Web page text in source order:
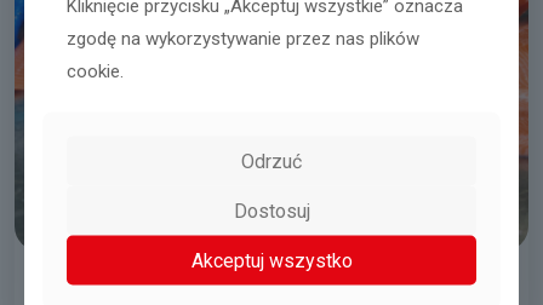
Kliknięcie przycisku „Akceptuj wszystkie” oznacza
zgodę na wykorzystywanie przez nas plików
cookie.
Odrzuć
Dostosuj
Akceptuj wszystko